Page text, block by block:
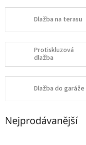
Dlažba na terasu
Protiskluzová
dlažba
Dlažba do garáže
Nejprodávanější